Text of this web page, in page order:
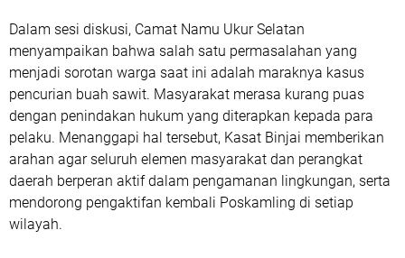
Dalam sesi diskusi, Camat Namu Ukur Selatan
menyampaikan bahwa salah satu permasalahan yang
menjadi sorotan warga saat ini adalah maraknya kasus
pencurian buah sawit. Masyarakat merasa kurang puas
dengan penindakan hukum yang diterapkan kepada para
pelaku. Menanggapi hal tersebut, Kasat Binjai memberikan
arahan agar seluruh elemen masyarakat dan perangkat
daerah berperan aktif dalam pengamanan lingkungan, serta
mendorong pengaktifan kembali Poskamling di setiap
wilayah.